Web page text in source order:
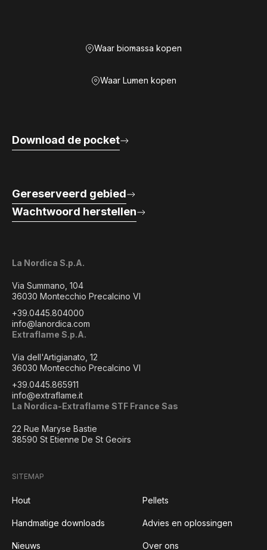
Waar biomassa kopen
Waar Lumen kopen
La Nordica S.p.A.
Via Summano, 104
36030 Montecchio Precalcino VI
+39.0445.804000
info@lanordica.com
Extraflame S.p.A.
Via dell'Artigianato, 12
36030 Montecchio Precalcino VI
+39.0445.865911
info@extraflame.it
La Nordica-Extraflame STF France Sas
22 Rue Maryse Bastie
38590 St Etienne De St Geoirs
Download de pocket
Gereserveerd gebied
Wachtwoord herstellen
SITEMAP
Hout Pellets
Handmatige downloads Advies en oplossingen
Nieuws Over ons